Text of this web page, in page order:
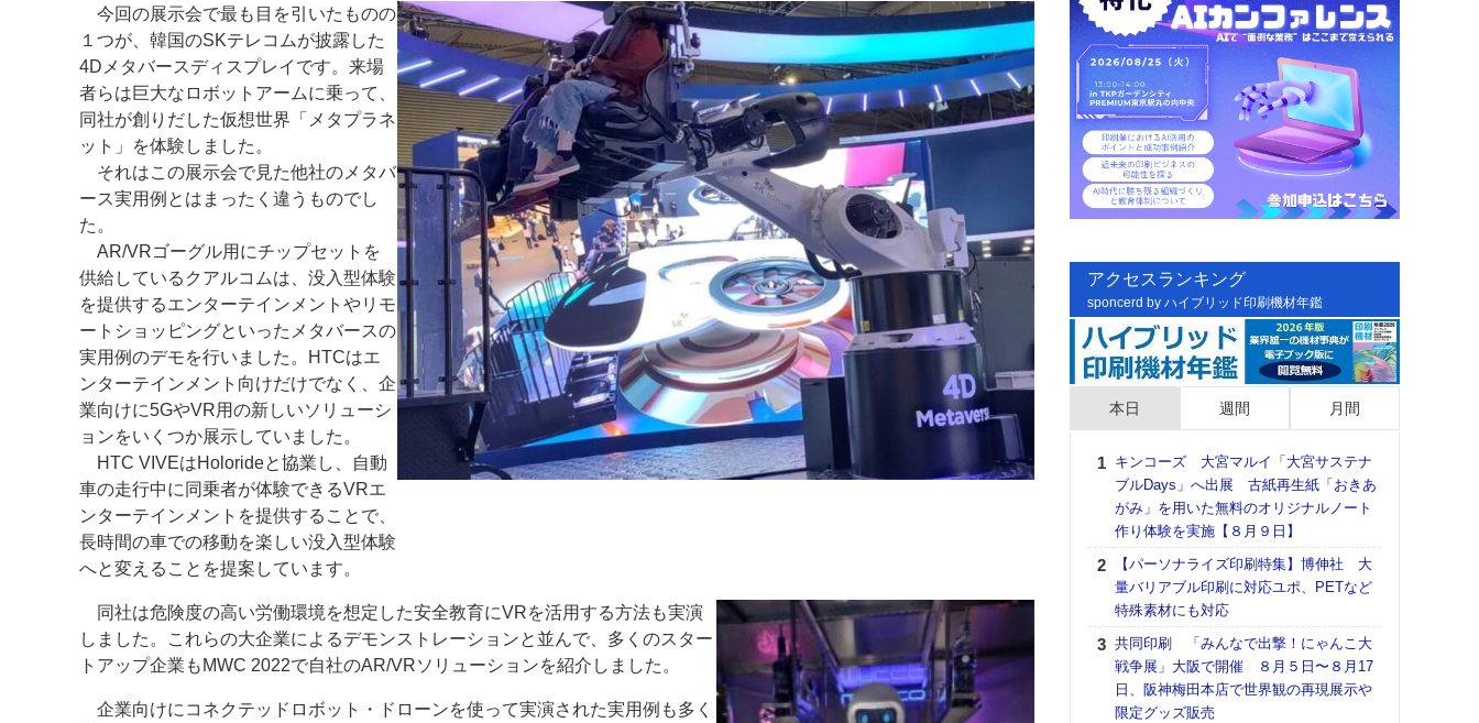
今回の展示会で最も目を引いたものの
１つが、韓国のSKテレコムが披露した
4Dメタバースディスプレイです。来場
者らは巨大なロボットアームに乗って、
同社が創りだした仮想世界「メタプラネ
ット」を体験しました。
それはこの展示会で見た他社のメタバ
ース実用例とはまったく違うものでし
た。
AR/VRゴーグル用にチップセットを
供給しているクアルコムは、没入型体験
を提供するエンターテインメントやリモ
ートショッピングといったメタバースの
実用例のデモを行いました。HTCはエ
ンターテインメント向けだけでなく、企
業向けに5GやVR用の新しいソリューシ
ョンをいくつか展示していました。
HTC VIVEはHolorideと協業し、自動
車の走行中に同乗者が体験できるVRエ
ンターテインメントを提供することで、
長時間の車での移動を楽しい没入型体験
へと変えることを提案しています。
同社は危険度の高い労働環境を想定した安全教育にVRを活用する方法も実演
しました。これらの大企業によるデモンストレーションと並んで、多くのスター
トアップ企業もMWC 2022で自社のAR/VRソリューションを紹介しました。
企業向けにコネクテッドロボット・ドローンを使って実演された実用例も多く
アクセスランキング
sponcerd by ハイブリッド印刷機材年鑑
本日 週間 月間
キンコーズ 大宮マルイ「大宮サステナ
ブルDays」へ出展 古紙再生紙「おきあ
がみ」を用いた無料のオリジナルノート
作り体験を実施【８月９日】
【パーソナライズ印刷特集】博伸社 大
量バリアブル印刷に対応ユポ、PETなど
特殊素材にも対応
共同印刷 「みんなで出撃！にゃんこ大
戦争展」大阪で開催 ８月５日〜８月17
日、阪神梅田本店で世界観の再現展示や
限定グッズ販売